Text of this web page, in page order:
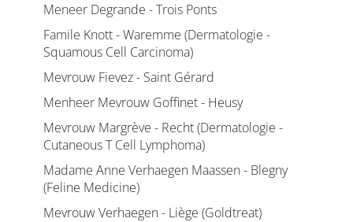
Meneer Degrande - Trois Ponts
Famile Knott - Waremme (Dermatologie -
Squamous Cell Carcinoma)
Mevrouw Fievez - Saint Gérard
Menheer Mevrouw Goffinet - Heusy
Mevrouw Margrève - Recht (Dermatologie -
Cutaneous T Cell Lymphoma)
Madame Anne Verhaegen Maassen - Blegny
(Feline Medicine)
Mevrouw Verhaegen - Liège (Goldtreat)